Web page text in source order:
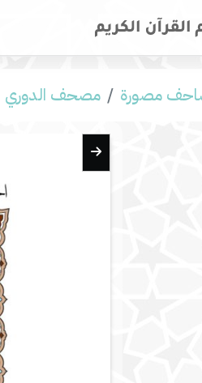
مصورة مصحف الدوري